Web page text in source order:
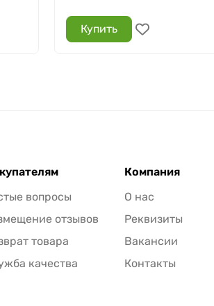
Купить
вопросы
отзывов
товара
качества
Компания
О нас
Реквизиты
Вакансии
Контакты